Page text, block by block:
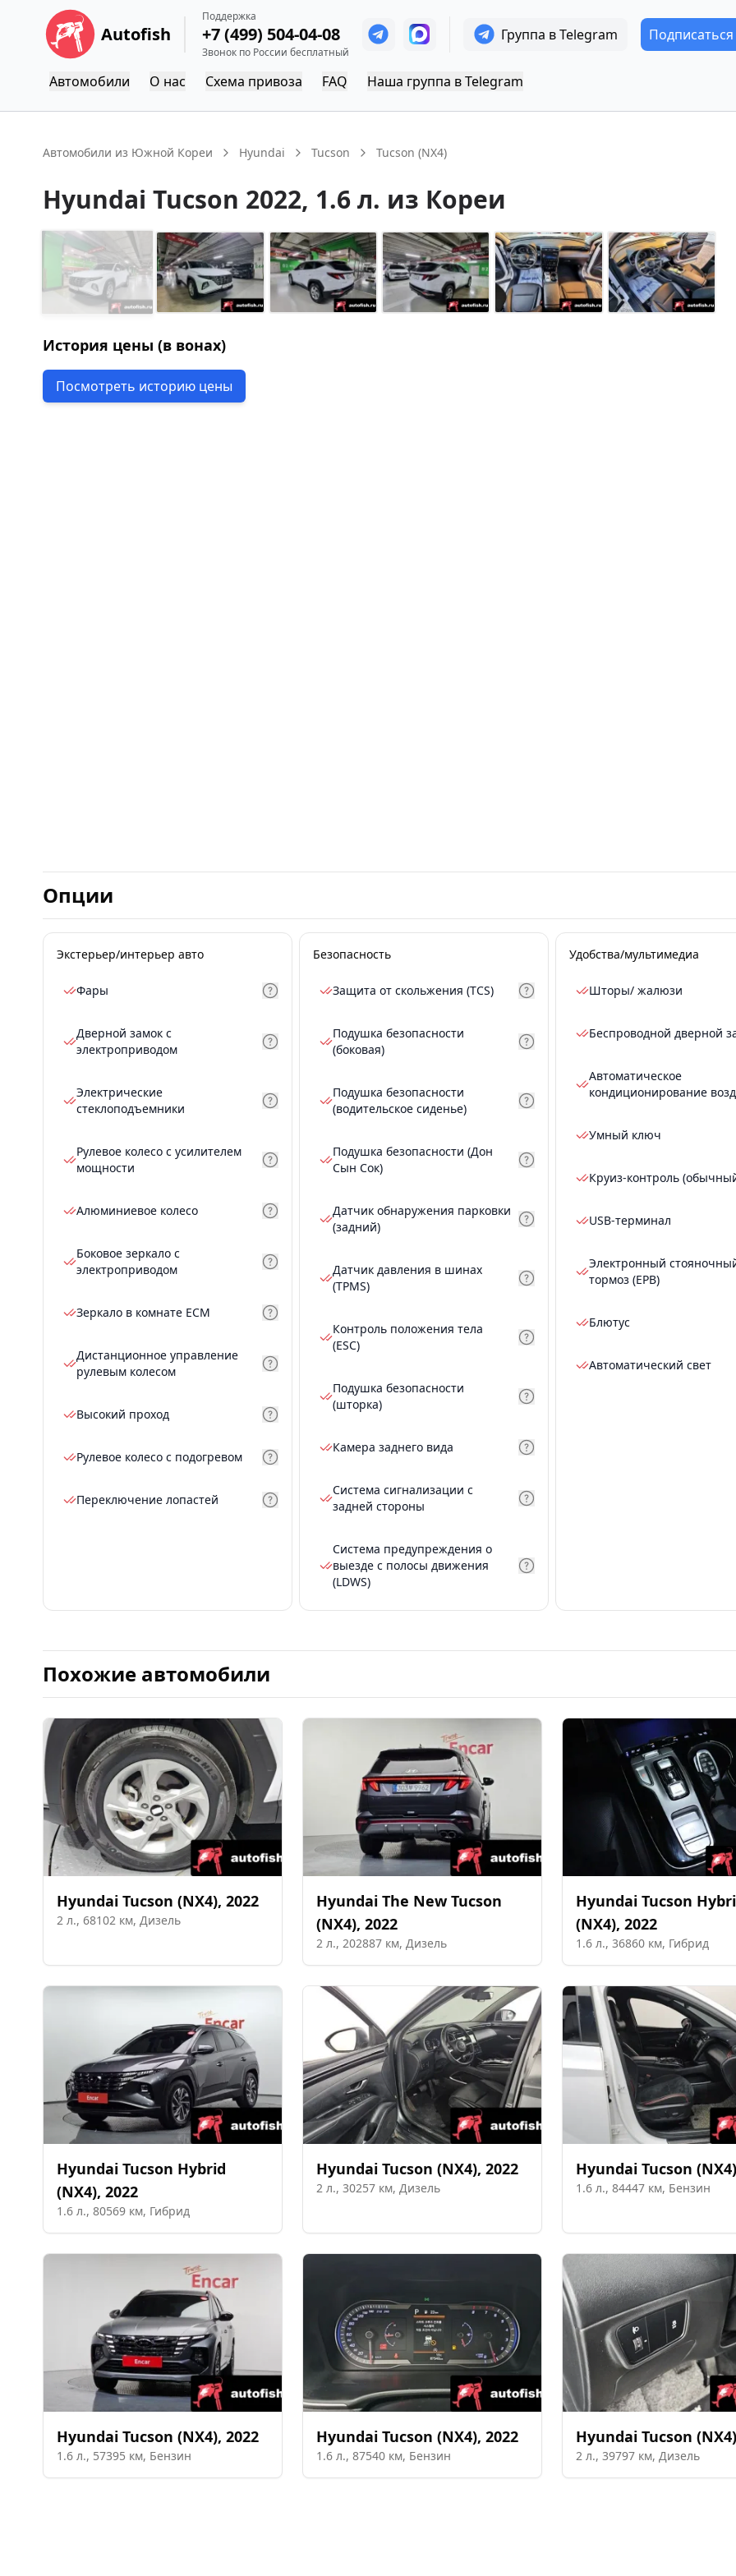
Autofish
Поддержка
+7 (499) 504-04-08
Звонок по России бесплатный
Группа в Telegram
Автомобили О нас Схема привоза FAQ Наша группа в Telegram
Автомобили из Южной Кореи Hyundai Tucson Tucson (NX4)
Hyundai Tucson 2022, 1.6 л. из Кореи
История цены (в вонах)
Посмотреть историю цены
Опции
Экстерьер/интерьер авто
Фары
Дверной замок с
электроприводом
Электрические
стеклоподъемники
Рулевое колесо с усилителем
мощности
Алюминиевое колесо
Боковое зеркало с
электроприводом
Зеркало в комнате ECM
Дистанционное управление
рулевым колесом
Высокий проход
Рулевое колесо с подогревом
Переключение лопастей
Безопасность
Защита от скольжения (TCS)
Подушка безопасности
(боковая)
Подушка безопасности
(водительское сиденье)
Подушка безопасности (Дон
Сын Сок)
Датчик обнаружения парковки
(задний)
Датчик давления в шинах
(TPMS)
Контроль положения тела
(ESC)
Подушка безопасности
(шторка)
Камера заднего вида
Система сигнализации с
задней стороны
Система предупреждения о
выезде с полосы движения
(LDWS)
Удобства/мультимедиа
Шторы/ жалюзи
Беспроводной дверной
Автоматическое
кондиционирование
Умный ключ
Круиз-контроль
USB-терминал
Электронный
тормоз (EPB)
Блютус
Автоматический свет
Похожие автомобили
Hyundai Tucson (NX4), 2022
2 л., 68102 км, Дизель
Hyundai The New Tucson
(NX4), 2022
2 л., 202887 км, Дизель
Hyundai Tucson
(NX4), 2022
1.6 л., 36860 км, Гибрид
Hyundai Tucson Hybrid
(NX4), 2022
1.6 л., 80569 км, Гибрид
Hyundai Tucson (NX4), 2022
2 л., 30257 км, Дизель
Hyundai Tucson (NX4)
1.6 л., 84447 км, Бензин
Hyundai Tucson (NX4), 2022
1.6 л., 57395 км, Бензин
Hyundai Tucson (NX4), 2022
1.6 л., 87540 км, Бензин
Hyundai Tucson (NX4)
2 л., 39797 км, Дизель